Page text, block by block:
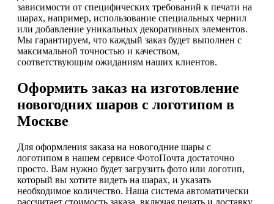
зависимости от специфических требований к печати на
шарах, например, использование специальных чернил
или добавление уникальных декоративных элементов.
Мы гарантируем, что каждый заказ будет выполнен с
максимальной точностью и качеством,
соответствующим ожиданиям наших клиентов.
Оформить заказ на изготовление
новогодних шаров с логотипом в
Москве
Для оформления заказа на новогодние шары с
логотипом в нашем сервисе ФотоПочта достаточно
просто. Вам нужно будет загрузить фото или логотип,
который вы хотите видеть на шарах, и указать
необходимое количество. Наша система автоматически
рассчитает стоимость заказа, включая печать и доставку,